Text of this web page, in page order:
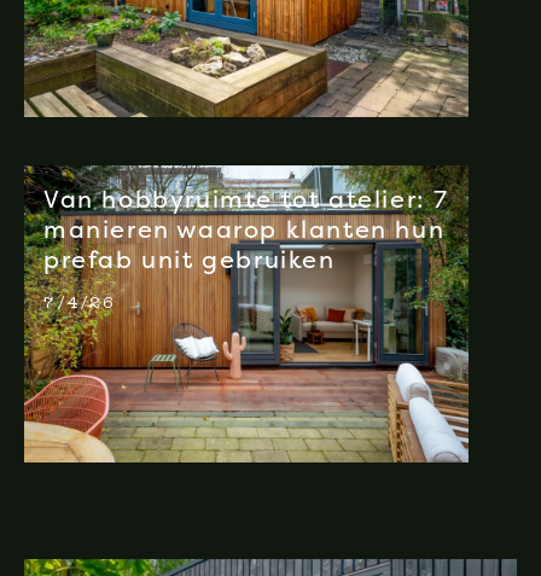
Van hobbyruimte tot atelier: 7
manieren waarop klanten hun
prefab unit gebruiken
7/4/26